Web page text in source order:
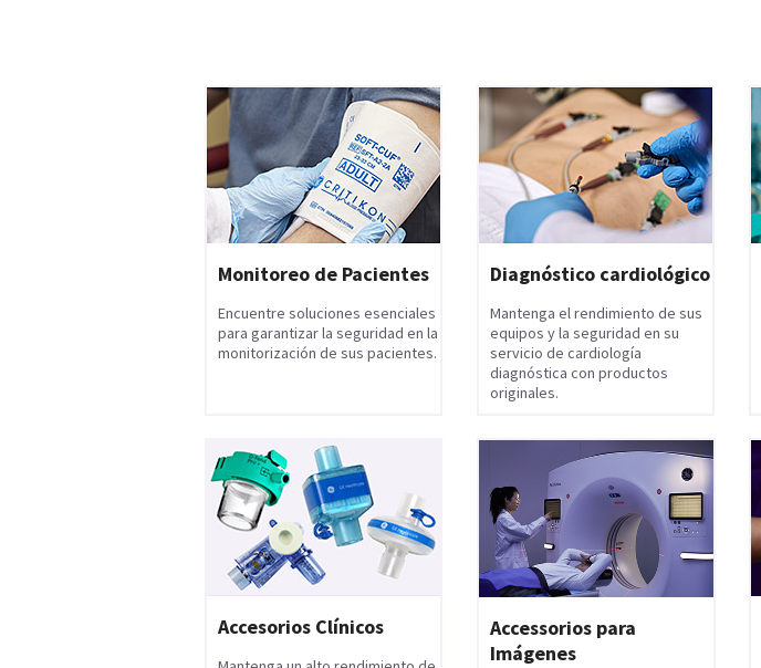
Monitoreo de Pacientes
Encuentre soluciones esenciales
para garantizar la seguridad en la
monitorización de sus pacientes.
Accesorios Clínicos
Diagnóstico cardiológico
Mantenga el rendimiento de sus
equipos y la seguridad en su
servicio de cardiología
diagnóstica con productos
originales.
Accessorios para
Imágenes